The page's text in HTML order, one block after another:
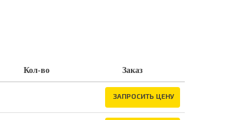
Кол-во Заказ
ЗАПРОСИТЬ ЦЕНУ